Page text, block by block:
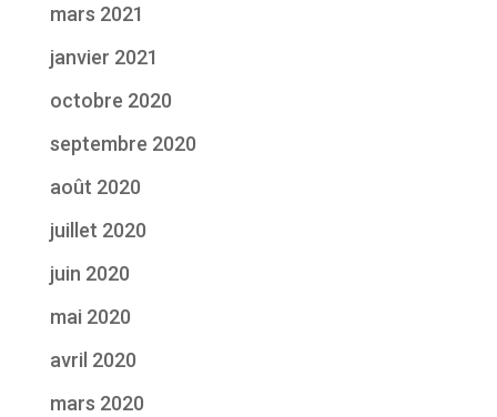
mars 2021
janvier 2021
octobre 2020
septembre 2020
août 2020
juillet 2020
juin 2020
mai 2020
avril 2020
mars 2020